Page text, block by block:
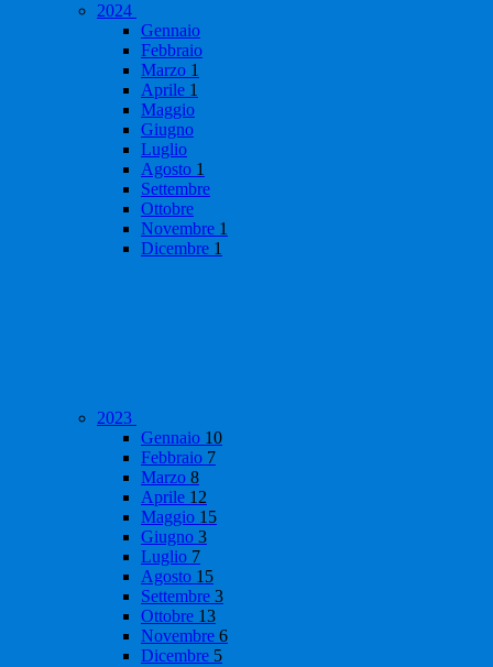
2024
Gennaio
Febbraio
Marzo 1
Aprile 1
Maggio
Giugno
Luglio
Agosto 1
Settembre
Ottobre
Novembre 1
Dicembre 1
2023
Gennaio 10
Febbraio 7
Marzo 8
Aprile 12
Maggio 15
Giugno 3
Luglio 7
Agosto 15
Settembre 3
Ottobre 13
Novembre 6
Dicembre 5